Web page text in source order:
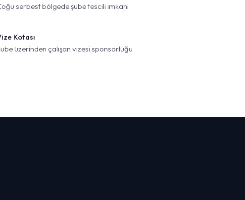
serbest bölgede şube tescili imkanı
Kotası
üzerinden çalışan vizesi sponsorluğu